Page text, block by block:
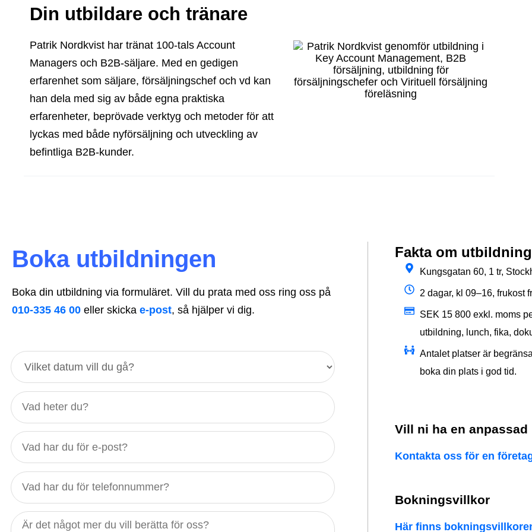
Din utbildare och tränare
Patrik Nordkvist har tränat 100-tals Account
Managers och B2B-säljare. Med en gedigen
erfarenhet som säljare, försäljningschef och vd kan
han dela med sig av både egna praktiska
erfarenheter, beprövade verktyg och metoder för att
lyckas med både nyförsäljning och utveckling av
befintliga B2B-kunder.
Boka utbildningen
Boka din utbildning via formuläret. Vill du prata med oss ring oss på
010-335 46 00 eller skicka e-post, så hjälper vi dig.
Fakta om
Kungsgatan 60, 1 tr,
2 dagar, kl 09–16, frukost
SEK 15 800 exkl. moms
utbildning, lunch, fika,
Antalet platser är
boka din plats i god tid.
Vill ni ha en
Kontakta oss för en
Bokningsvillkor
Här finns